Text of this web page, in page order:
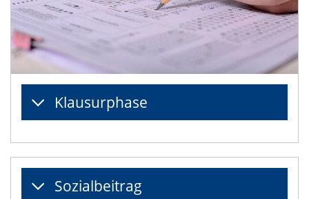
Klausurphase
Sozialbeitrag